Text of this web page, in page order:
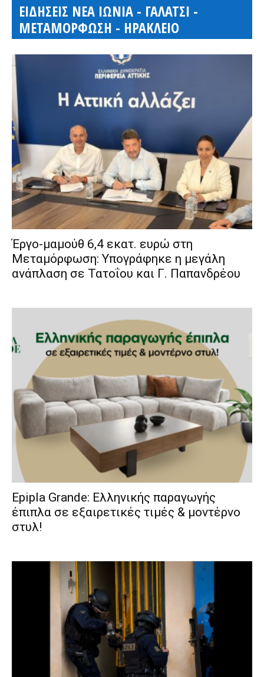
ΕΙΔΗΣΕΙΣ ΝΕΑ ΙΩΝΙΑ - ΓΑΛΑΤΣΙ -
ΜΕΤΑΜΟΡΦΩΣΗ - ΗΡΑΚΛΕΙΟ
Έργο-μαμούθ 6,4 εκατ. ευρώ στη
Μεταμόρφωση: Υπογράφηκε η μεγάλη
ανάπλαση σε Τατοΐου και Γ. Παπανδρέου
Epipla Grande: Ελληνικής παραγωγής
έπιπλα σε εξαιρετικές τιμές & μοντέρνο
στυλ!